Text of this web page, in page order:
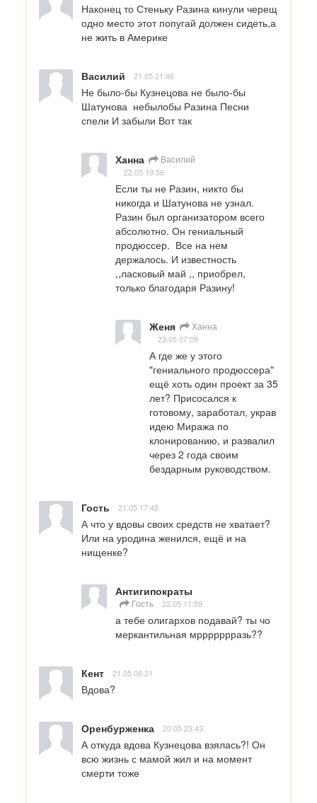
Наконец то Стеньку Разина кинули черещ
одно место этот попугай должен сидеть,а
не жить в Америке
Василий 21.05 21:46
Не было-бы Кузнецова не было-бы
Шатунова  небылобы Разина Песни
спели И забыли Вот так
Ханна Василий
22.05 19:56
Если ты не Разин, никто бы
никогда и Шатунова не узнал.
Разин был организатором всего
абсолютно. Он гениальный
продюссер.  Все на нем
держалось. И известность
,,ласковый май ,, приобрел,
только благодаря Разину!
Женя Ханна
23.05 07:09
А где же у этого
"гениального продюссера"
ещё хоть один проект за 35
лет? Присосался к
готовому, заработал, украв
идею Миража по
клонированию, и развалил
через 2 года своим
бездарным руководством.
Гость 21.05 17:42
А что у вдовы своих средств не хватает?
Или на уродина женился, ещё и на
нищенке?
Антигипократы
Гость 22.05 11:59
а тебе олигархов подавай? ты чо
меркантильная мррррррразь??
Кент 21.05 06:21
Вдова?
Оренбурженка 20.05 23:43
А откуда вдова Кузнецова взялась?! Он
всю жизнь с мамой жил и на момент
смерти тоже